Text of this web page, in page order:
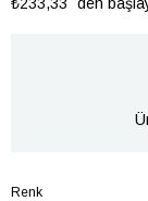
Renk